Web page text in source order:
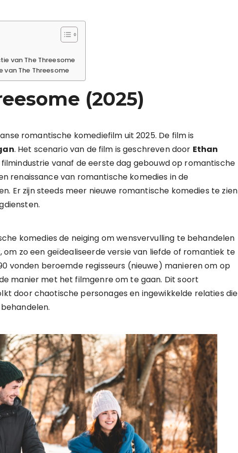
van The Threesome
van The Threesome
(2025)
romantische komediefilm uit 2025. De film is
. Het scenario van de film is geschreven door Ethan
filmindustrie vanaf de eerste dag gebouwd op romantische
renaissance van romantische komedies in de
Er zijn steeds meer nieuwe romantische komedies te zien
komedies de neiging om wensvervulling te behandelen
om zo een geïdealiseerde versie van liefde of romantiek te
vonden beroemde regisseurs (nieuwe) manieren om op
manier met het filmgenre om te gaan. Dit soort
door chaotische personages en ingewikkelde relaties die